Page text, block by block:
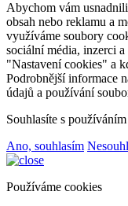
Abychom vám
obsah nebo reklamu a
využíváme soubory
sociální média, inzerci
"Nastavení cookies" a
Podrobnější informace
údajů a používání
Souhlasíte s
Ano, souhlasím
Používáme cookies